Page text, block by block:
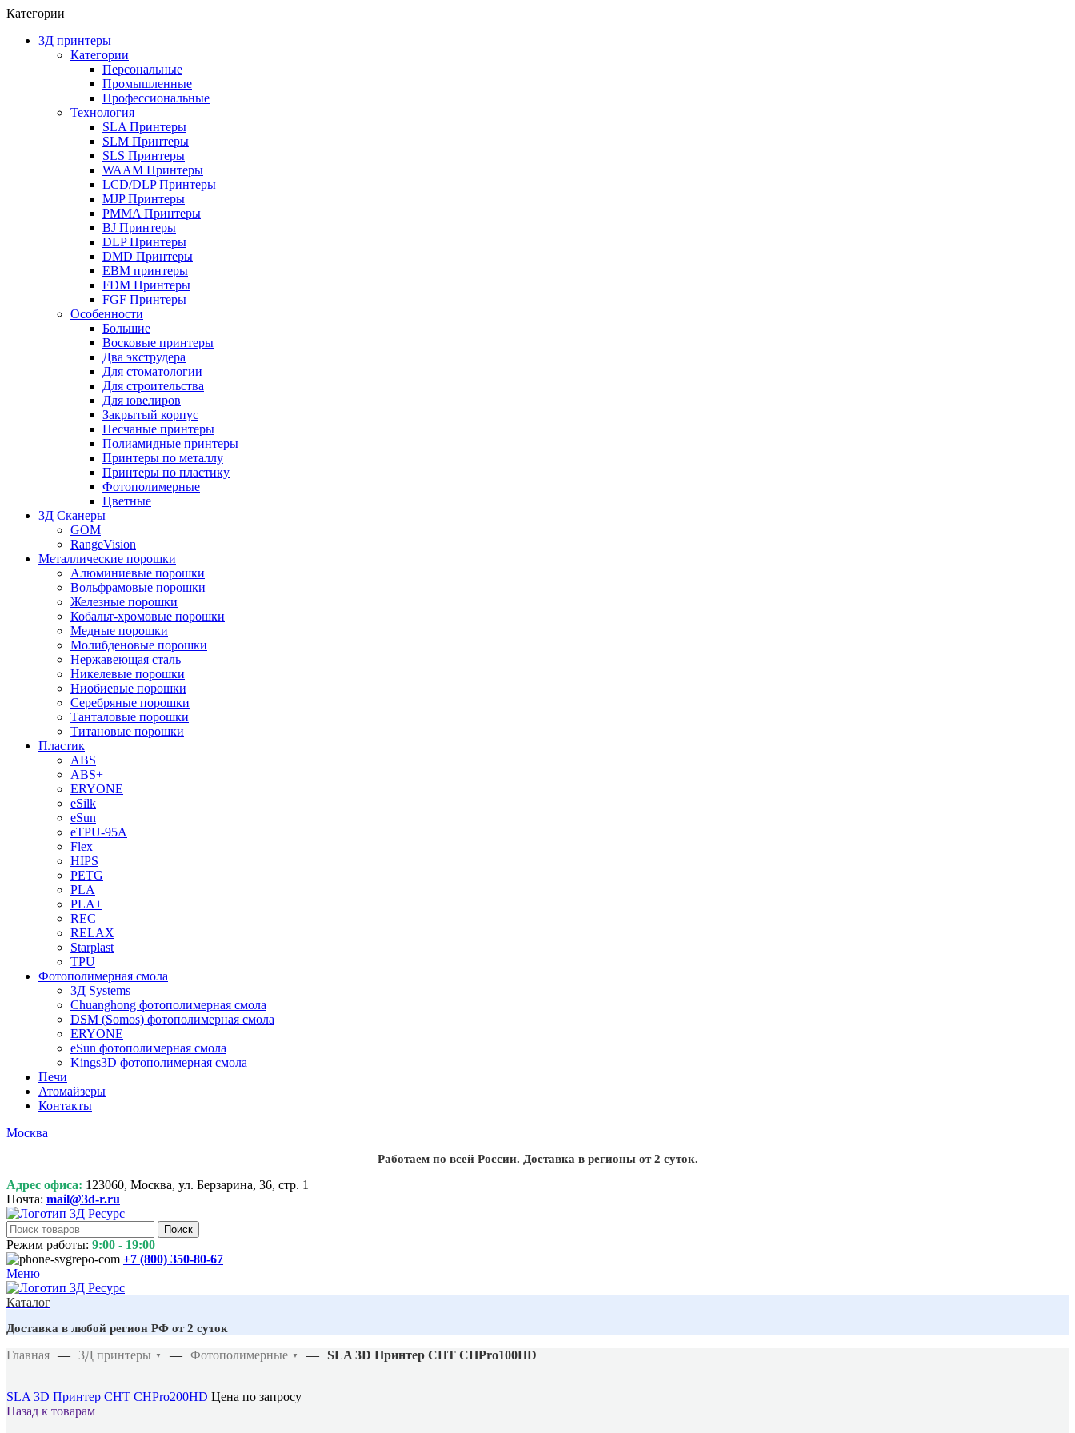
Категории
3Д принтеры
Категории
Персональные
Промышленные
Профессиональные
Технология
SLA Принтеры
SLM Принтеры
SLS Принтеры
WAAM Принтеры
LCD/DLP Принтеры
MJP Принтеры
PMMA Принтеры
BJ Принтеры
DLP Принтеры
DMD Принтеры
EBM принтеры
FDM Принтеры
FGF Принтеры
Особенности
Большие
Восковые принтеры
Два экструдера
Для стоматологии
Для строительства
Для ювелиров
Закрытый корпус
Песчаные принтеры
Полиамидные принтеры
Принтеры по металлу
Принтеры по пластику
Фотополимерные
Цветные
3Д Сканеры
GOM
RangeVision
Металлические порошки
Алюминиевые порошки
Вольфрамовые порошки
Железные порошки
Кобальт-хромовые порошки
Медные порошки
Молибденовые порошки
Нержавеющая сталь
Никелевые порошки
Ниобиевые порошки
Серебряные порошки
Танталовые порошки
Титановые порошки
Пластик
ABS
ABS+
ERYONE
eSilk
eSun
eTPU-95A
Flex
HIPS
PETG
PLA
PLA+
REC
RELAX
Starplast
TPU
Фотополимерная смола
3Д Systems
Chuanghong фотополимерная смола
DSM (Somos) фотополимерная смола
ERYONE
eSun фотополимерная смола
Kings3D фотополимерная смола
Печи
Атомайзеры
Контакты
Москва
Работаем по всей России. Доставка в регионы от 2 суток.
Адрес офиса: 123060, Москва, ул. Берзарина, 36, стр. 1
Почта: mail@3d-r.ru
Поиск
Режим работы: 9:00 - 19:00
+7 (800) 350-80-67
Меню
Каталог
Доставка в любой регион РФ от 2 суток
Главная — 3Д принтеры ▼ — Фотополимерные ▼ — SLA 3D Принтер CHT CHPro100HD
SLA 3D Принтер CHT CHPro200HD Цена по запросу
Назад к товарам